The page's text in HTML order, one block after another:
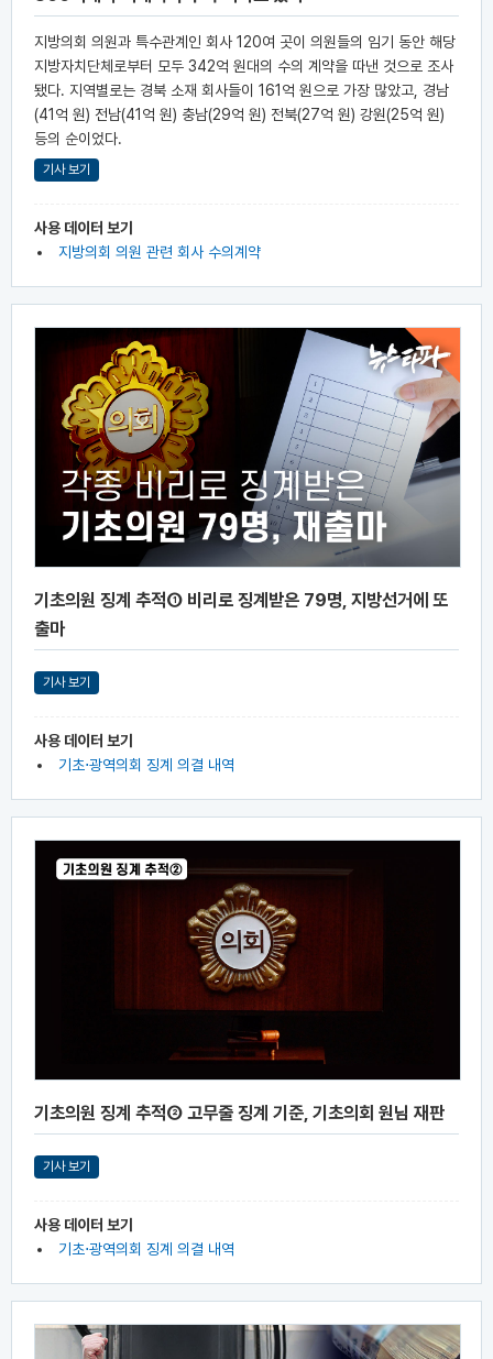
지방의회 의원과 특수관계인 회사 120여 곳이 의원들의 임기 동안 해당
지방자치단체로부터 모두 342억 원대의 수의 계약을 따낸 것으로 조사
됐다. 지역별로는 경북 소재 회사들이 161억 원으로 가장 많았고, 경남
(41억 원) 전남(41억 원) 충남(29억 원) 전북(27억 원) 강원(25억 원)
등의 순이었다.
기사 보기
사용 데이터 보기
지방의회 의원 관련 회사 수의계약
기초의원 징계 추적① 비리로 징계받은 79명, 지방선거에 또
출마
기사 보기
사용 데이터 보기
기초⋅광역의회 징계 의결 내역
기초의원 징계 추적② 고무줄 징계 기준, 기초의회 원님 재판
기사 보기
사용 데이터 보기
기초⋅광역의회 징계 의결 내역